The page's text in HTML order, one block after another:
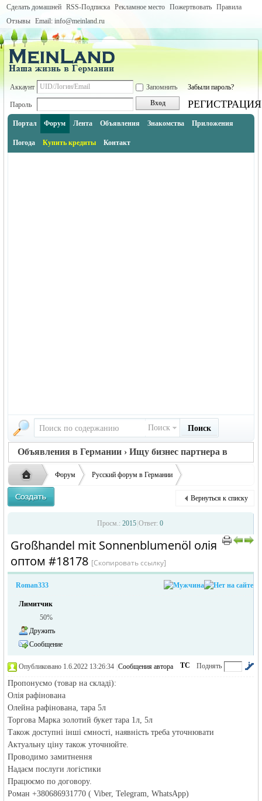
Сделать домашней RSS-Подписка Рекламное место Пожертвовать Правила
Отзывы Email: info@meinland.ru
Аккаунт Запомнить Забыли пароль?
Пароль Вход РЕГИСТРАЦИЯ
Портал Форум Лента Объявления Знакомства Приложения
Погода Купить кредиты Контакт
Поиск Поиск
Объявления в Германии › Ищу бизнес партнера в
Германии
жизнь и
объявления в
Форум Русский форум в Германии
Объявления в Германии
›
Ищу бизнес партнера в Германии
›
Großhandel mit Sonnenblumenöl олія оптом
Вернуться к списку
Просм.: 2015 Ответ: 0
Großhandel mit Sonnenblumenöl олія
оптом #18178 [Скопировать ссылку]
Roman333
Лимитчик
50%
Дружить
Сообщение
Поднять
ТС
Опубликовано 1.6.2022 13:26:34 Сообщения автора
Пропонуємо (товар на складі):
Олія рафінована
Олейна рафінована, тара 5л
Торгова Марка золотий букет тара 1л, 5л
Також доступні інші ємності, наявність треба уточнювати
Актуальну ціну також уточнюйте.
Проводимо замитнення
Надаєм послуги логістики
Працюємо по договору.
Роман +380686931770 ( Viber, Telegram, WhatsApp)